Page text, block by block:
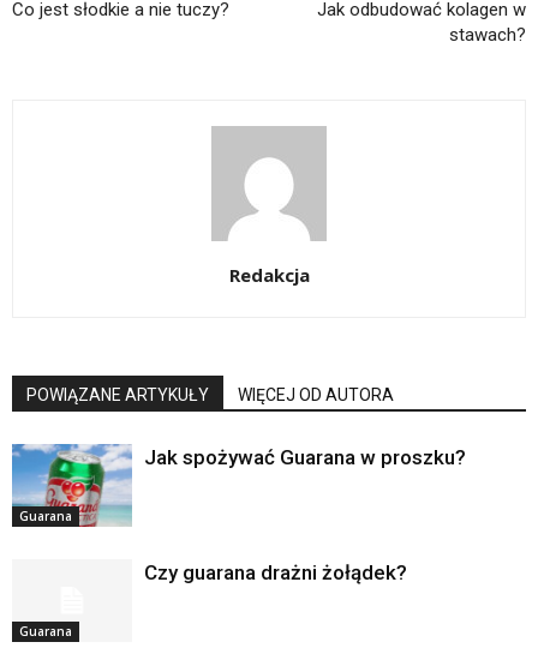
Co jest słodkie a nie tuczy?
Jak odbudować kolagen w
stawach?
Redakcja
POWIĄZANE ARTYKUŁY WIĘCEJ OD AUTORA
Guarana
Jak spożywać Guarana w proszku?
Guarana
Czy guarana drażni żołądek?